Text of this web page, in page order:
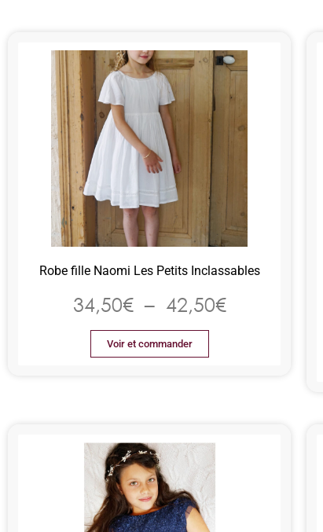
Robe fille Naomi Les Petits Inclassables
34,50€ – 42,50€
Voir et commander